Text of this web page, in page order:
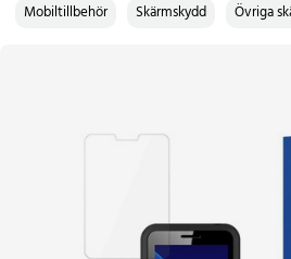
Mobiltillbehör Skärmskydd Övriga